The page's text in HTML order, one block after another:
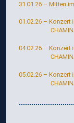
N
T
31.01.26 – Mitten
01.02.26 – Konzert
04.02.26 – Konzert
05.02.26 – Konzert